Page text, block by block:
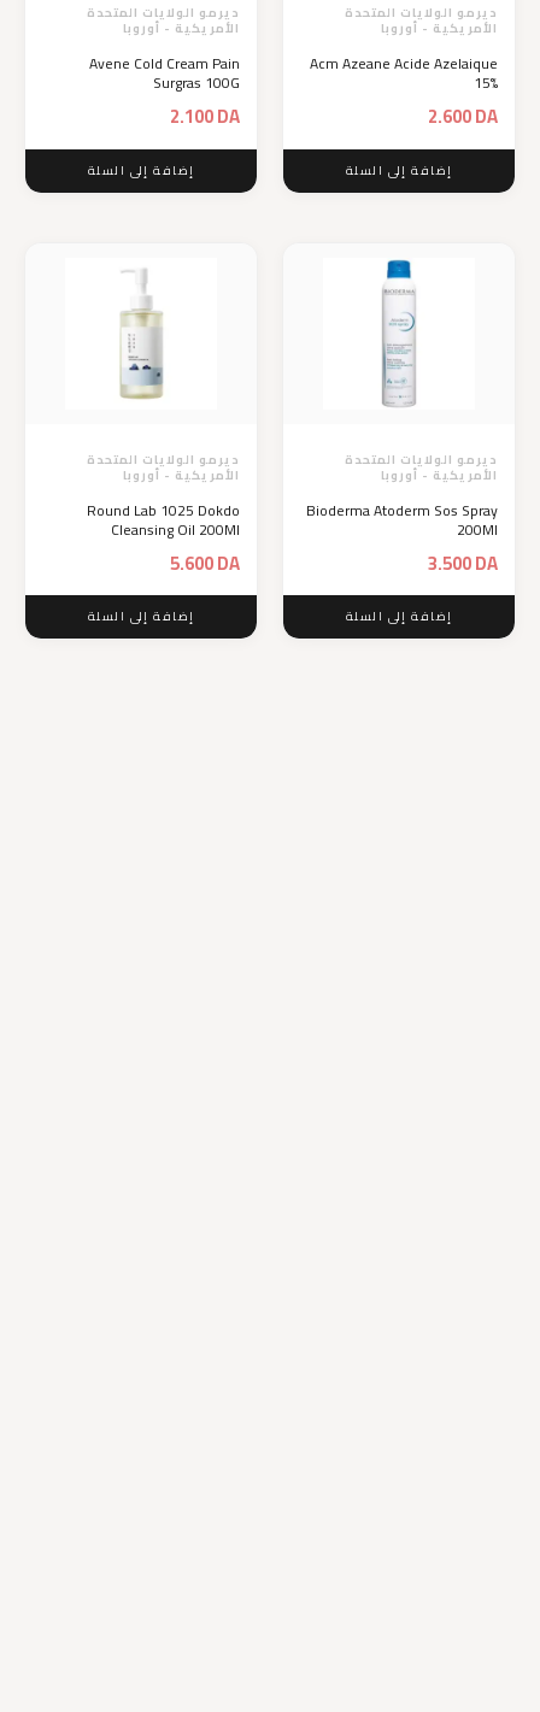
ديرمو الولايات المتحدة
الأمريكية - أوروبا
Acm Azeane Acide Azelaique
15%
2.600DA
إضافة إلى السلة
ديرمو الولايات المتحدة
الأمريكية - أوروبا
Avene Cold Cream Pain
Surgras 100G
2.100DA
إضافة إلى السلة
ديرمو الولايات المتحدة
الأمريكية - أوروبا
Bioderma Atoderm Sos Spray
200Ml
3.500DA
إضافة إلى السلة
ديرمو الولايات المتحدة
الأمريكية - أوروبا
Round Lab 1025 Dokdo
Cleansing Oil 200Ml
5.600DA
إضافة إلى السلة